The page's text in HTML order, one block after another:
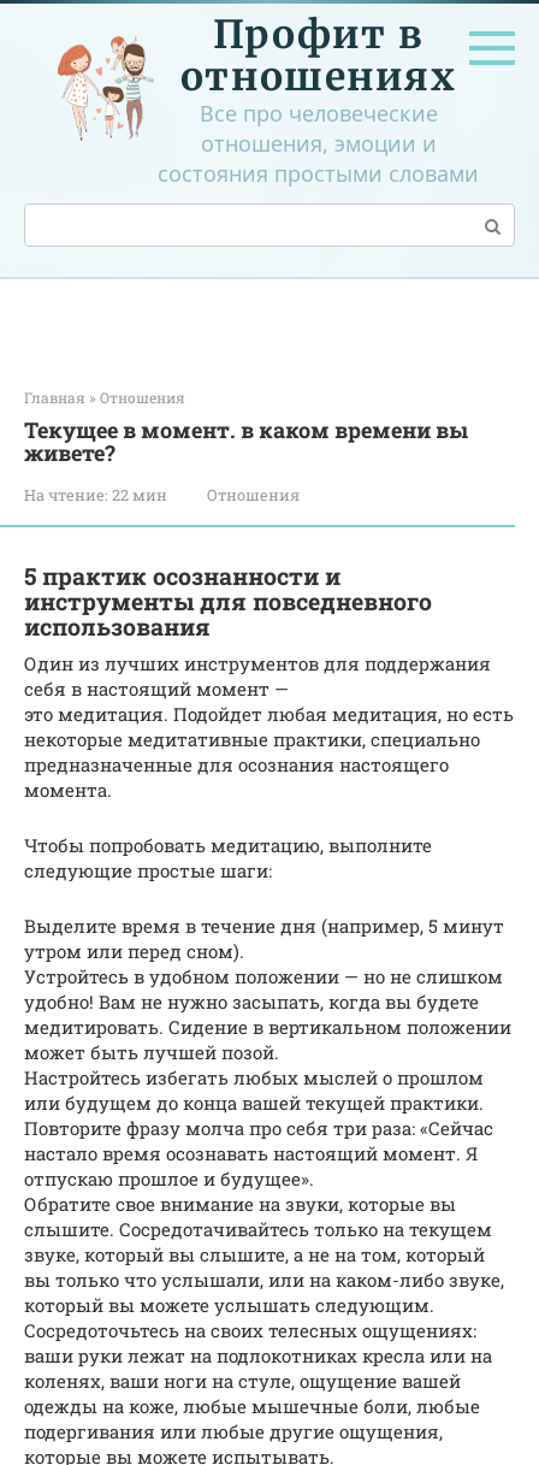
Перейти
контенту
Профит в
отношениях
Все про человеческие
отношения, эмоции и
состояния простыми словами
Поиск:
Главная » Отношения
Текущее в момент. в каком времени вы
живете?
На чтение: 22 мин Отношения
5 практик осознанности и
инструменты для повседневного
использования
Один из лучших инструментов для поддержания
себя в настоящий момент —
это медитация. Подойдет любая медитация, но есть
некоторые медитативные практики, специально
предназначенные для осознания настоящего
момента.
Чтобы попробовать медитацию, выполните
следующие простые шаги:
Выделите время в течение дня (например, 5 минут
утром или перед сном).
Устройтесь в удобном положении — но не слишком
удобно! Вам не нужно засыпать, когда вы будете
медитировать. Сидение в вертикальном положении
может быть лучшей позой.
Настройтесь избегать любых мыслей о прошлом
или будущем до конца вашей текущей практики.
Повторите фразу молча про себя три раза: «Сейчас
настало время осознавать настоящий момент. Я
отпускаю прошлое и будущее».
Обратите свое внимание на звуки, которые вы
слышите. Сосредотачивайтесь только на текущем
звуке, который вы слышите, а не на том, который
вы только что услышали, или на каком-либо звуке,
который вы можете услышать следующим.
Сосредоточьтесь на своих телесных ощущениях:
ваши руки лежат на подлокотниках кресла или на
коленях, ваши ноги на стуле, ощущение вашей
одежды на коже, любые мышечные боли, любые
подергивания или любые другие ощущения,
которые вы можете испытывать.